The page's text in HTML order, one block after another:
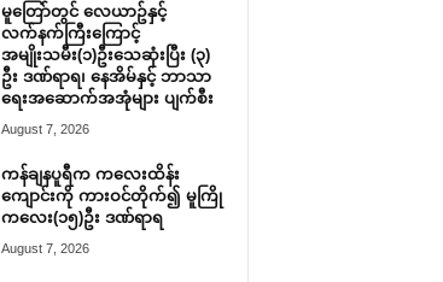
မူတြော်တွင် လေယာဥ်နှင့်
လက်နက်ကြီးကြောင့်
အမျိုးသမီး(၁)ဦးသေဆုံးပြီး (၃)
ဦး ဒဏ်ရာရ၊ နေအိမ်နှင့် ဘာသာ
ရေးအဆောက်အအုံများ ပျက်စီး
August 7, 2026
ကန်ချနပူရီက ကလေးထိန်း
ကျောင်းကို ကားဝင်တိုက်၍ မူကြို
ကလေး(၁၅)ဦး ဒဏ်ရာရ
August 7, 2026